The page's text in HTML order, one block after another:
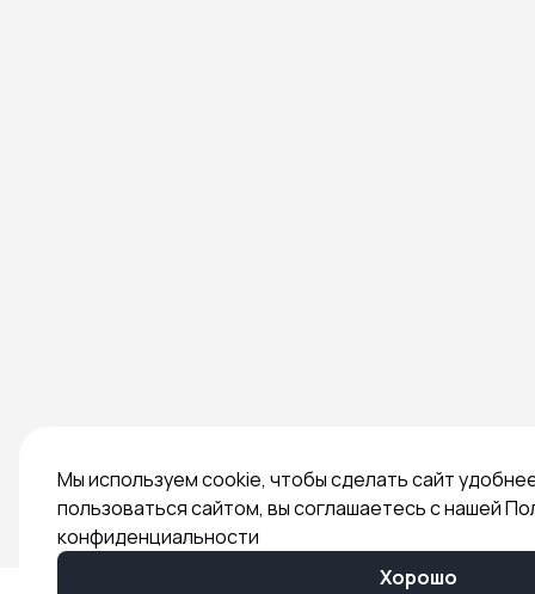
Мы используем cookie, чтобы сделать сайт
пользоваться сайтом, вы соглашаетесь с нашей
конфиденциальности
Хорошо